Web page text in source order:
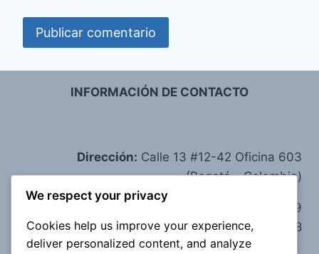
INFORMACIÓN DE CONTACTO
Dirección: Calle 13 #12-42 Oficina 603
(Bogotá - Colombia)
Teléfono:
(+57) 314 209 6359
(+57) 320 356 1488
We respect your privacy
Cookies help us improve your experience,
deliver personalized content, and analyze